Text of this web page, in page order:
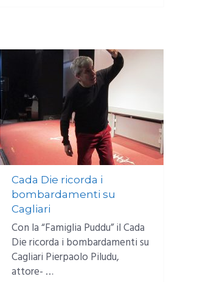
Cada Die ricorda i
bombardamenti su
Cagliari
Con la “Famiglia Puddu” il Cada
Die ricorda i bombardamenti su
Cagliari Pierpaolo Piludu,
attore- …